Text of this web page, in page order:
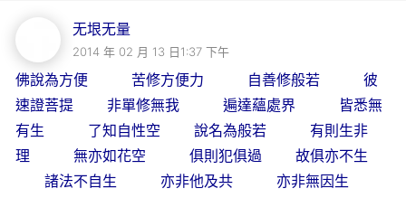
无垠无量
2014 年 02 月 13 日1:37 下午
佛說為方便 苦修方便力 自善修般若 彼
速證菩提 非單修無我 遍達蘊處界 皆悉無
有生 了知自性空 說名為般若 有則生非
理 無亦如花空 俱則犯俱過 故俱亦不生
諸法不自生 亦非他及共 亦非無因生